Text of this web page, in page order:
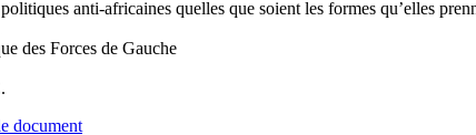
anti-africaines quelles que soient les formes qu’elles
des Forces de Gauche
document